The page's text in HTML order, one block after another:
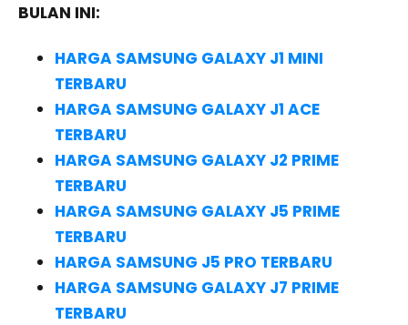
BULAN INI:
HARGA SAMSUNG GALAXY J1 MINI
TERBARU
HARGA SAMSUNG GALAXY J1 ACE
TERBARU
HARGA SAMSUNG GALAXY J2 PRIME
TERBARU
HARGA SAMSUNG GALAXY J5 PRIME
TERBARU
HARGA SAMSUNG J5 PRO TERBARU
HARGA SAMSUNG GALAXY J7 PRIME
TERBARU